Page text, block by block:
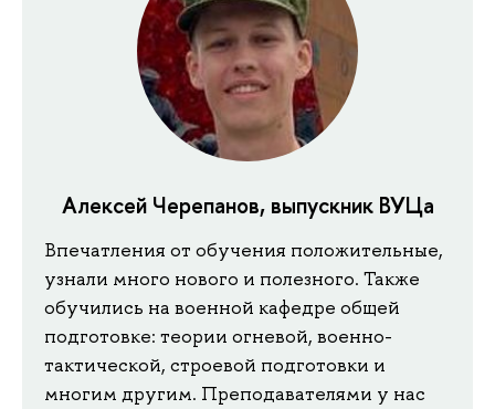
Алексей Черепанов, выпускник ВУЦа
Впечатления от обучения положительные,
узнали много нового и полезного. Также
обучились на военной кафедре общей
подготовке: теории огневой, военно-
тактической, строевой подготовки и
многим другим. Преподавателями у нас